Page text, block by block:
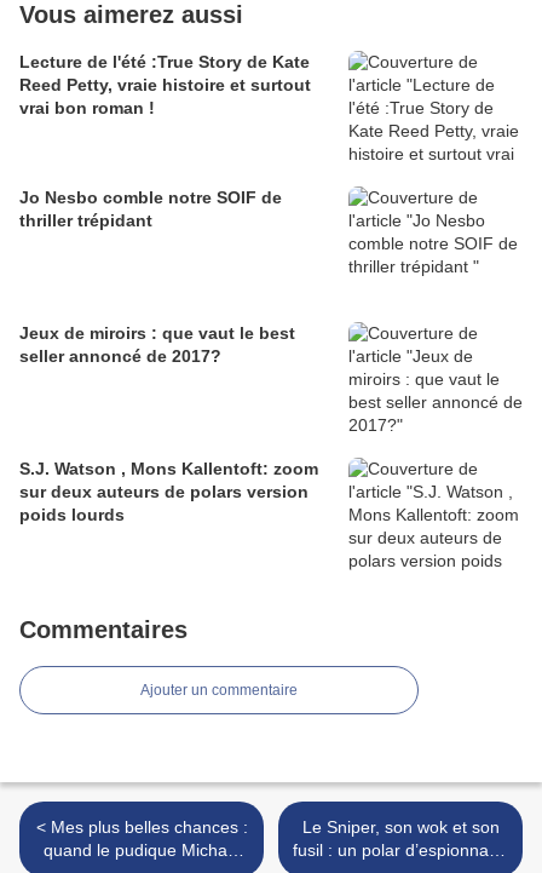
Vous aimerez aussi
Lecture de l'été :True Story de Kate
Reed Petty, vraie histoire et surtout
vrai bon roman !
Jo Nesbo comble notre SOIF de
thriller trépidant
Jeux de miroirs : que vaut le best
seller annoncé de 2017?
S.J. Watson , Mons Kallentoft: zoom
sur deux auteurs de polars version
poids lourds
Commentaires
Ajouter un commentaire
< Mes plus belles chances :
quand le pudique Michael
Le Sniper, son wok et son
fusil : un polar d’espionnage